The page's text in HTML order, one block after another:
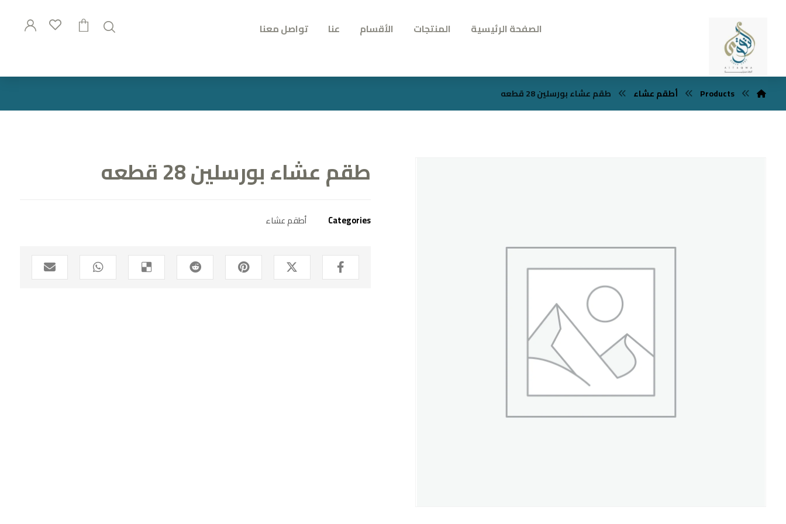
الصفحة الرئيسية المنتجات الأقسام عنا تواصل معنا
Products أطقم عشاء طقم عشاء بورسلين 28 قطعه
طقم عشاء بورسلين 28 قطعه
Categories أطقم عشاء